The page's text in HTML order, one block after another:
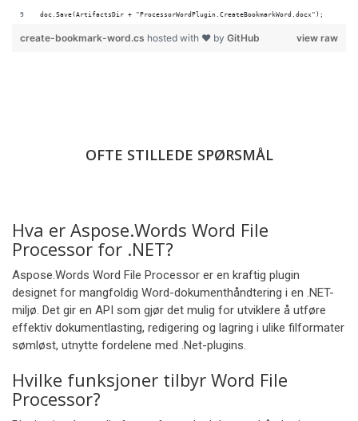
doc.Save(ArtifactsDir + "ProcessorWordPlugin.CreateBookmarkWord.docx");
view raw
create-bookmark-word.cs hosted with ❤ by GitHub
OFTE STILLEDE SPØRSMÅL
Hva er Aspose.Words Word File
Processor for .NET?
Aspose.Words Word File Processor er en kraftig plugin
designet for mangfoldig Word-dokumenthåndtering i en .NET-
miljø. Det gir en API som gjør det mulig for utviklere å utføre
effektiv dokumentlasting, redigering og lagring i ulike filformater
sømløst, utnytte fordelene med .Net-plugins.
Hvilke funksjoner tilbyr Word File
Processor?